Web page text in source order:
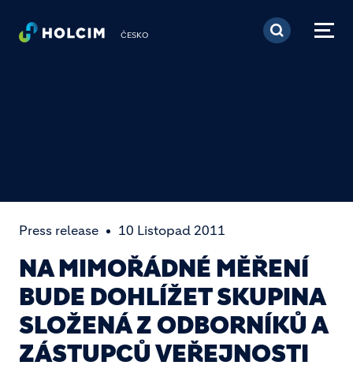
Přejít k hlavnímu
ČESKO
Press release 10 Listopad 2011
NA MIMOŘÁDNÉ MĚŘENÍ
BUDE DOHLÍŽET SKUPINA
SLOŽENÁ Z ODBORNÍKŮ A
ZÁSTUPCŮ VEŘEJNOSTI